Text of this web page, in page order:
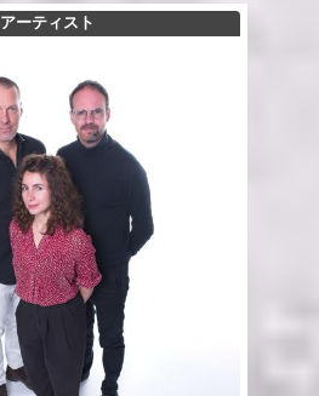
アーティスト